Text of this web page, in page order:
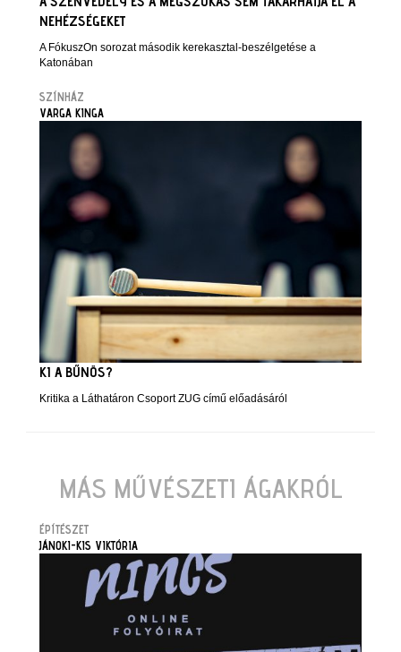
NEHÉZSÉGEKET
A FókuszOn sorozat második kerekasztal-beszélgetése a
Katonában
SZÍNHÁZ
VARGA KINGA
KI A BŰNÖS?
Kritika a Láthatáron Csoport ZUG című előadásáról
MÁS MŰVÉSZETI ÁGAKRÓL
ÉPÍTÉSZET
JÁNOKI-KIS VIKTÓRIA